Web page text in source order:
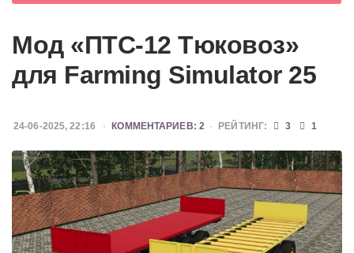
Мод «ПТС-12 Тюковоз»
для Farming Simulator 25
24-06-2025, 22:16 КОММЕНТАРИЕВ: 2 РЕЙТИНГ: 3 1